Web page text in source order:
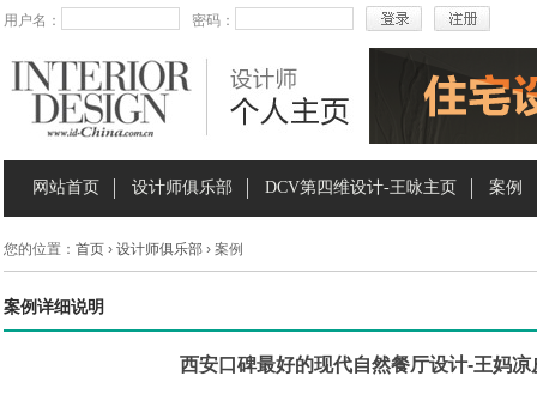
用户名： 密码：
网站首页 设计师俱乐部 DCV第四维设计-王咏主页 案例
您的位置： 首页› 设计师俱乐部› 案例
案例详细说明
西安口碑最好的现代自然餐厅设计-王妈